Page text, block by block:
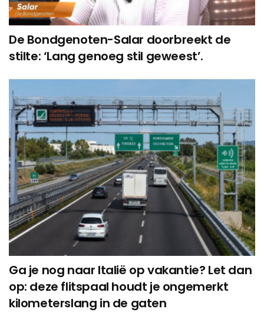
De Bondgenoten-Salar doorbreekt de
stilte: ‘Lang genoeg stil geweest’.
Ga je nog naar Italië op vakantie? Let dan
op: deze flitspaal houdt je ongemerkt
kilometerslang in de gaten